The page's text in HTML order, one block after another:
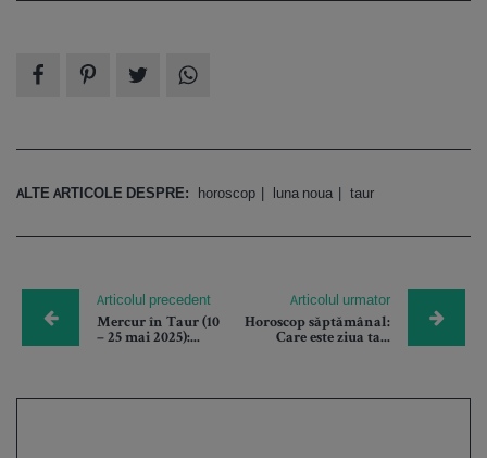
ALTE ARTICOLE DESPRE: horoscop luna noua taur
Articolul precedent
Mercur în Taur (10
– 25 mai 2025):...
Articolul urmator
Horoscop săptămânal:
Care este ziua ta...